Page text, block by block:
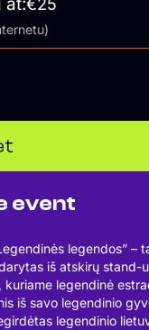
event
legendos” –
iš atskirų stand-
kuriame legendinė
iš savo legendinio
legendinio
at:€25